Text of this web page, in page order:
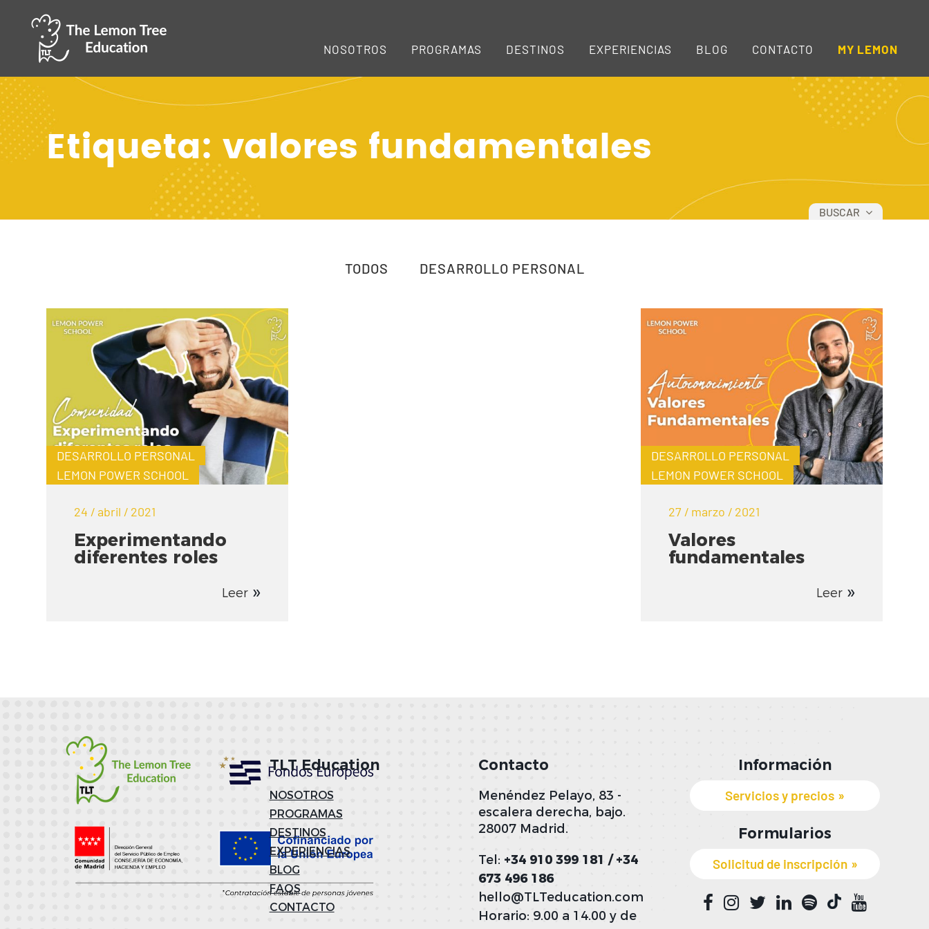
NOSOTROS PROGRAMAS DESTINOS EXPERIENCIAS BLOG CONTACTO MY LEMON
Etiqueta: valores fundamentales
BUSCAR
TODOS DESARROLLO PERSONAL
DESARROLLO PERSONAL
LEMON POWER SCHOOL
24 / abril / 2021
Experimentando
diferentes roles
Leer
DESARROLLO PERSONAL
LEMON POWER SCHOOL
27 / marzo / 2021
Valores
fundamentales
Leer
TLT Education
NOSOTROS
PROGRAMAS
DESTINOS
EXPERIENCIAS
BLOG
FAQS
CONTACTO
Contacto
Menéndez Pelayo, 83 -
escalera derecha, bajo.
28007 Madrid.
Tel: +34 910 399 181 / +34
673 496 186
hello@TLTeducation.com
Horario: 9.00 a 14.00 y de
Información
Servicios y precios
Formularios
Solicitud de inscripción